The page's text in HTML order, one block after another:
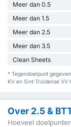
Meer dan 0.5
Meer dan 1.5
Meer dan 2.5
Meer dan 3.5
Clean Sheets
* Tegendoelpunt
KV en Sint Truidense VV
Over 2.5 &
Hoeveel